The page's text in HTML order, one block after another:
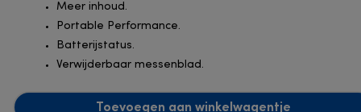
Meer inhoud.
Portable Performance.
Batterijstatus.
Verwijderbaar messenblad.
Toevoegen aan winkelwagentje